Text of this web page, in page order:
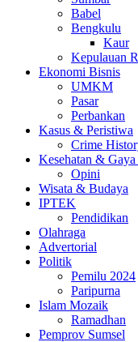
Babel
Bengkulu
Kaur
Kepulauan
Ekonomi Bisnis
UMKM
Pasar
Perbankan
Kasus & Peristiwa
Crime
Kesehatan &
Opini
Wisata & Budaya
IPTEK
Pendidikan
Olahraga
Advertorial
Politik
Pemilu 2024
Paripurna
Islam Mozaik
Ramadhan
Pemprov Sumsel